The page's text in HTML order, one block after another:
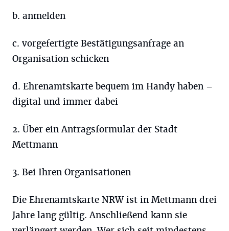
b. anmelden
c. vorgefertigte Bestätigungsanfrage an
Organisation schicken
d. Ehrenamtskarte bequem im Handy haben –
digital und immer dabei
2. Über ein Antragsformular der Stadt
Mettmann
3. Bei Ihren Organisationen
Die Ehrenamtskarte NRW ist in Mettmann drei
Jahre lang gültig. Anschließend kann sie